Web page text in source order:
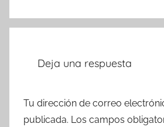
Deja una respuesta
Tu dirección de correo
publicada. Los campos